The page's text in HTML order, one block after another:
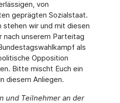
von
geprägten Sozialstaat.
stehen wir und mit diesen
nach unserem Parteitag
als
Opposition
Bitte mischt Euch ein
diesem Anliegen.
und Teilnehmer an der